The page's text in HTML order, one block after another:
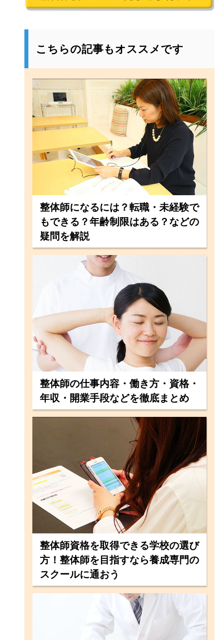
こちらの記事もオススメです
整体師になるには？転職・未経験で
もできる？年齢制限はある？などの
疑問を解説
整体師の仕事内容・働き方・資格・
年収・開業手段などを徹底まとめ
整体師資格を取得できる学校の選び
方！整体師を目指すなら養成専門の
スクールに通おう